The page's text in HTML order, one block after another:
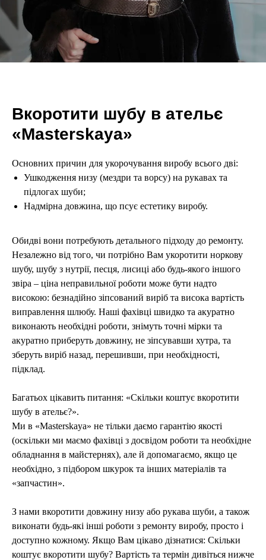
Вкоротити шубу в ательє
«Masterskaya»
Основних причин для укорочування виробу всього дві:
Ушкодження низу (мездри та ворсу) на рукавах та
підлогах шуби;
Надмірна довжина, що псує естетику виробу.
Обидві вони потребують детального підходу до ремонту.
Незалежно від того, чи потрібно Вам укоротити норкову
шубу, шубу з нутрії, песця, лисиці або будь-якого іншого
звіра – ціна неправильної роботи може бути надто
високою: безнадійно зіпсований виріб та висока вартість
виправлення шлюбу. Наші фахівці швидко та акуратно
виконають необхідні роботи, знімуть точні мірки та
акуратно приберуть довжину, не зіпсувавши хутра, та
зберуть виріб назад, перешивши, при необхідності,
підклад.
Багатьох цікавить питання: «Скільки коштує вкоротити
шубу в ательє?».
Ми в «Masterskaya» не тільки даємо гарантію якості
(оскільки ми маємо фахівці з досвідом роботи та необхідне
обладнання в майстернях), але й допомагаємо, якщо це
необхідно, з підбором шкурок та інших матеріалів та
«запчастин».
З нами вкоротити довжину низу або рукава шуби, а також
виконати будь-які інші роботи з ремонту виробу, просто і
доступно кожному. Якщо Вам цікаво дізнатися: Скільки
коштує вкоротити шубу? Вартість та термін дивіться нижче